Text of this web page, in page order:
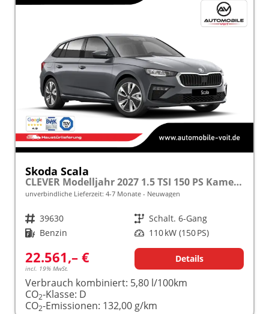
Skoda Scala
CLEVER Modelljahr 2027 1.5 TSI 150 PS Kamera frei konfigurierbar!
unverbindliche Lieferzeit: 4-7 Monate Neuwagen
Fahrzeugnr. 39630 Getriebe Schalt. 6-Gang
Kraftstoff Benzin Leistung 110 kW (150 PS)
22.561,– €
incl. 19% MwSt.
Details
Verbrauch kombiniert: 5,80 l/100km
CO2-Klasse: D
CO2-Emissionen: 132,00 g/km